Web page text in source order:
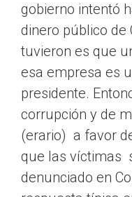
gobierno intentó
dinero público de
tuvieron es que
esa empresa es
presidente.
corrupción y de
(erario) a favor
que las víctimas
denunciado en